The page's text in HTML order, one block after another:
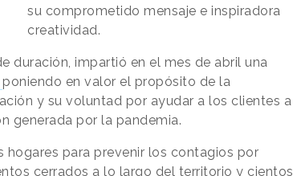
su comprometido mensaje e inspiradora
creatividad.
duración, impartió en el mes de abril una
poniendo en valor el propósito de la
y su voluntad por ayudar a los clientes a
generada por la pandemia.
hogares para prevenir los contagios por
cerrados a lo largo del territorio y cientos